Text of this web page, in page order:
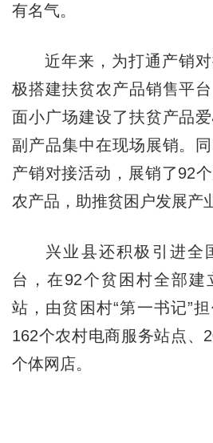
有名气。
近年来，为打通产销对
极搭建扶贫农产品销售平
面小广场建设了扶贫产品
副产品集中在现场展销。
产销对接活动，展销了92
农产品，助推贫困户发展产
兴业县还积极引进全
台，在92个贫困村全部建
站，由贫困村“第一书记”
162个农村电商服务站点、
个体网店。